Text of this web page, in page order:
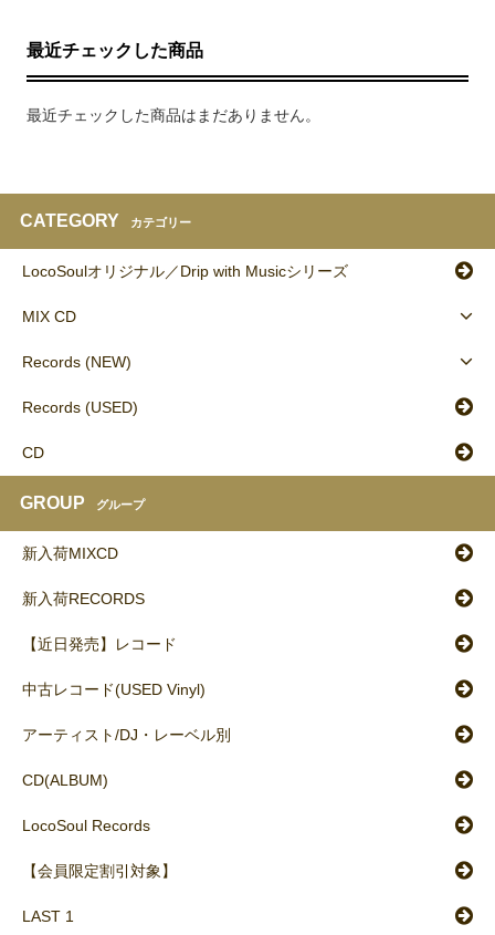
最近チェックした商品
最近チェックした商品はまだありません。
CATEGORY カテゴリー
LocoSoulオリジナル／Drip with Musicシリーズ
MIX CD
Records (NEW)
Records (USED)
CD
GROUP グループ
新入荷MIXCD
新入荷RECORDS
【近日発売】レコード
中古レコード(USED Vinyl)
アーティスト/DJ・レーベル別
CD(ALBUM)
LocoSoul Records
【会員限定割引対象】
LAST 1